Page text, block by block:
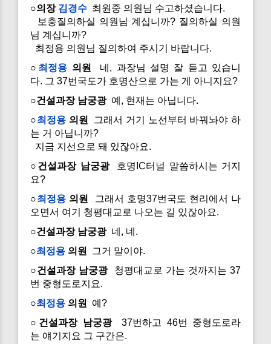
○의장 김경수 최원중 의원님 수고하셨습니다.
보충질의하실 의원님 계십니까? 질의하실 의원
님 계십니까?
최정용 의원님 질의하여 주시기 바랍니다.
○ 최정용 의원
네, 과장님 설명 잘 듣고 있습니
다. 그 37번국도가 호명산으로 가는 게 아니지요?
○건설과장 남궁광예, 현재는 아닙니다.
○최정용의원
그래서 거기 노선부터 바꿔놔야 하
는 거 아닙니까?
지금 지선으로 돼 있잖아요.
○건설과장 남궁광호명IC터널 말씀하시는 거지
요?
○최정용 의원
그래서 호명37번국도 현리에서 나
오면서 여기 청평대교로 나오는 길 있잖아요.
○건설과장 남궁광네, 네.
○최정용 의원
그거 말이야.
○건설과장 남궁광청평대교로 가는 것까지는 37
번 중형도로지요.
○최정용 의원
예?
○건설과장 남궁광37번하고 46번 중형도로라
는 얘기지요 그 구간은.